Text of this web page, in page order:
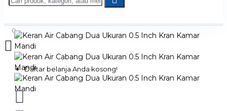
0
Daftar belanja Anda kosong!